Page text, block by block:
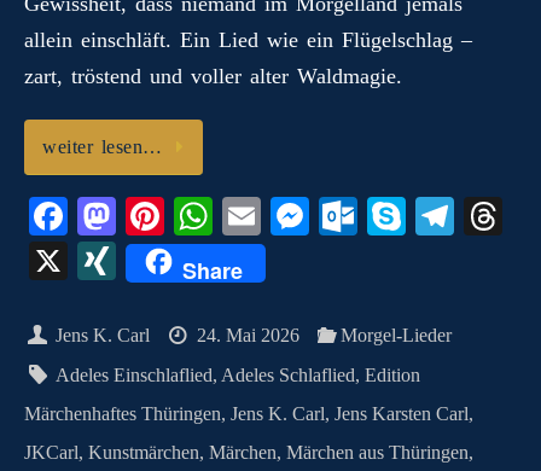
allein einschläft. Ein Lied wie ein Flügelschlag –
zart, tröstend und voller alter Waldmagie.
weiter lesen…
Fa
ce
bo
ok
M
as
to
do
n
Pi
nt
er
es
t
W
ha
ts
A
pp
E
m
ail
M
ng
er
O
ok
.c
o
m
S
Te
X
X
N
G
Share
Jens K. Carl 24. Mai 2026
Morgel-Lieder
Adeles Einschlaflied,Adeles Schlaflied,Edition
Märchenhaftes Thüringen, Jens K. Carl, Jens Karsten Carl,
JKCarl, Kunstmärchen, Märchen, Märchen aus Thüringen,